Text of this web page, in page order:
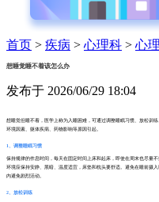
首页 > 疾病 > 心理科 > 心
想睡觉睡不着该怎么办
发布于 2026/06/29 18:04
想睡觉但睡不着，医学上称为入睡困难，可通过调整睡眠习惯、放松训
环境因素、躯体疾病、药物影响等原因引起。
1、调整睡眠习惯
保持规律的作息时间，每天在固定时间上床和起床，即使在周末也尽量
环境应保持安静、黑暗、温度适宜，床垫和枕头要舒适。避免在睡前摄
内避免剧烈活动。
2、放松训练